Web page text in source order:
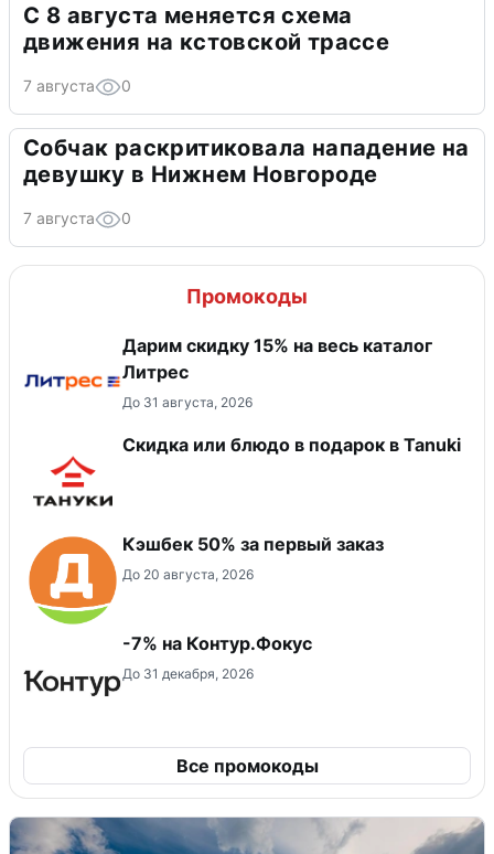
С 8 августа меняется схема
движения на кстовской трассе
7 августа 0
Собчак раскритиковала нападение на
девушку в Нижнем Новгороде
7 августа 0
Промокоды
Дарим скидку 15% на весь каталог
Литрес
До 31 августа, 2026
Скидка или блюдо в подарок в Tanuki
Кэшбек 50% за первый заказ
До 20 августа, 2026
-7% на Контур.Фокус
До 31 декабря, 2026
Все промокоды